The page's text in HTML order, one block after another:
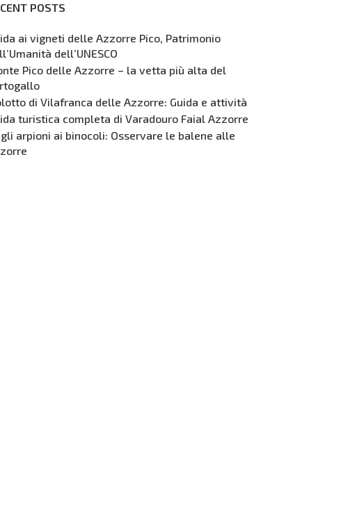
POSTS
ai vigneti delle Azzorre Pico, Patrimonio
dell’UNESCO
Pico delle Azzorre – la vetta più alta del
di Vilafranca delle Azzorre: Guida e attività
turistica completa di Varadouro Faial Azzorre
arpioni ai binocoli: Osservare le balene alle